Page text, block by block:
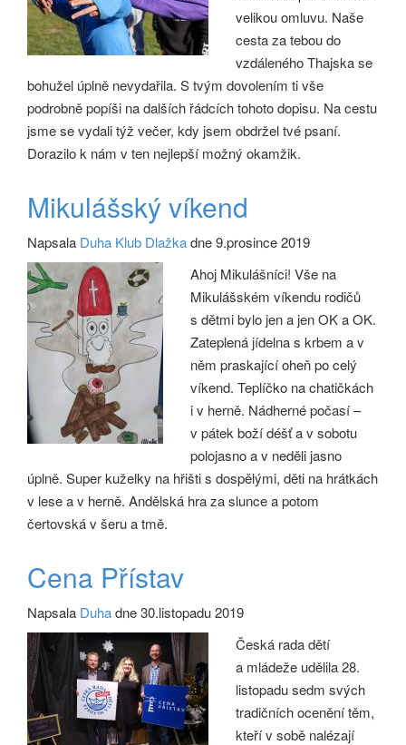
velikou omluvu. Naše
cesta za tebou do
vzdáleného Thajska se
bohužel úplně nevydařila. S tvým dovolením ti vše
podrobně popíši na dalších řádcích tohoto dopisu. Na cestu
jsme se vydali týž večer, kdy jsem obdržel tvé psaní.
Dorazilo k nám v ten nejlepší možný okamžik.
Mikulášský víkend
Napsala Duha Klub Dlažkadne 9.prosince 2019
Ahoj Mikulášníci! Vše na
Mikulášském víkendu rodičů
s dětmi bylo jen a jen OK a OK.
Zateplená jídelna s krbem a v
něm praskající oheň po celý
víkend. Teplíčko na chatičkách
i v herně. Nádherné počasí –
v pátek boží déšť a v sobotu
polojasno a v neděli jasno
úplně. Super kuželky na hřišti s dospělými, děti na hrátkách
v lese a v herně. Andělská hra za slunce a potom
čertovská v šeru a tmě.
Cena Přístav
Napsala Duhadne 30.listopadu 2019
Česká rada dětí
a mládeže udělila 28.
listopadu sedm svých
tradičních ocenění těm,
kteří v sobě nalézají